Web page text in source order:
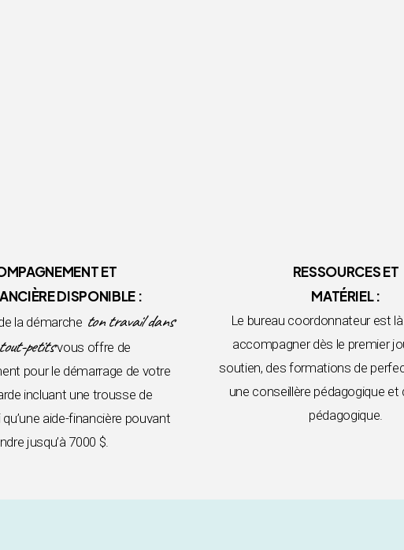
ET
DISPONIBLE :
la démarche ton travail dans
petitsvous offre de
pour le démarrage de votre
incluant une trousse de
aide-financière pouvant
jusqu’à 7000 $.
RESSOURCES ET
MATÉRIEL :
Le bureau coordonnateur est
accompagner dès le premier
soutien, des formations de
une conseillère pédagogique et
pédagogique.